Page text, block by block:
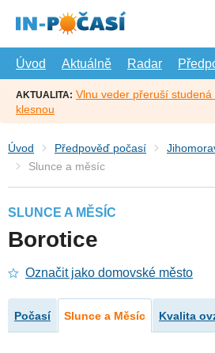
hlavní
Úvod
Aktuálně Radar
AKTUALITA: Vlnu veder přeruší
klesnou
Úvod Předpověď počasí
Slunce a měsíc
SLUNCE A MĚSÍC
Borotice
Označit jako domovské město
Počasí Slunce a Měsíc Kvalita